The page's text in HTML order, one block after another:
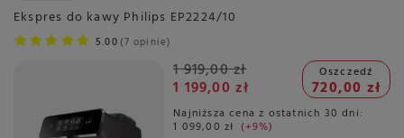
Ekspres do kawy Philips EP2224/10
5.00 7 opinie
1 919,00 zł
1 199,00 zł
Oszczedź
720,00 zł
Najniższa cena z ostatnich 30 dni:
1 099,00 zł +9%